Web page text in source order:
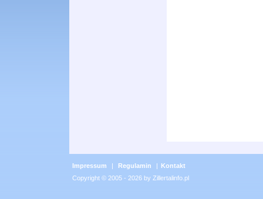
Impressum | Regulamin | Kontakt
Copyright © 2005 - 2026 by Zillertalinfo.pl